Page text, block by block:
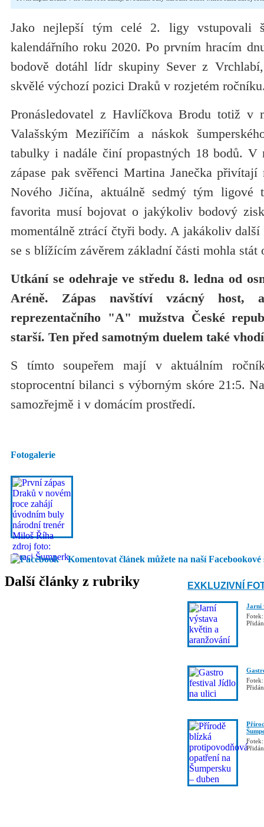
Jako nejlepší tým celé 2. ligy vstupovali
kalendářního roku 2020. Po prvním hracím
bodově dotáhl lídr skupiny Sever z
skvělé výchozí pozici Draků v rozjetém
Pronásledovatel z Havlíčkova Brodu totiž v
Valašským Meziříčím a náskok
tabulky i nadále činí propastných 18 bodů. V
zápase pak svěřenci Martina Janečka
Nového Jičína, aktuálně sedmý tým ligové
favorita musí bojovat o jakýkoliv bodový
momentálně ztrácí čtyři body. A jakákoliv další
se s blížícím závěrem základní části mohla stát
Utkání se odehraje ve středu 8. ledna od
Aréně. Zápas navštíví vzácný
reprezentačního "A" mužstva České
starší. Ten před samotným duelem také
S tímto soupeřem mají v aktuálním
stoprocentní bilanci s výborným skóre 21:5.
samozřejmě i v domácím prostředí.
Fotogalerie
Komentovat článek můžete na naší Facebookové
Další články z rubriky EXKLUZIVNÍ
Jarní